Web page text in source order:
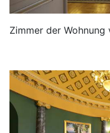
Zimmer der